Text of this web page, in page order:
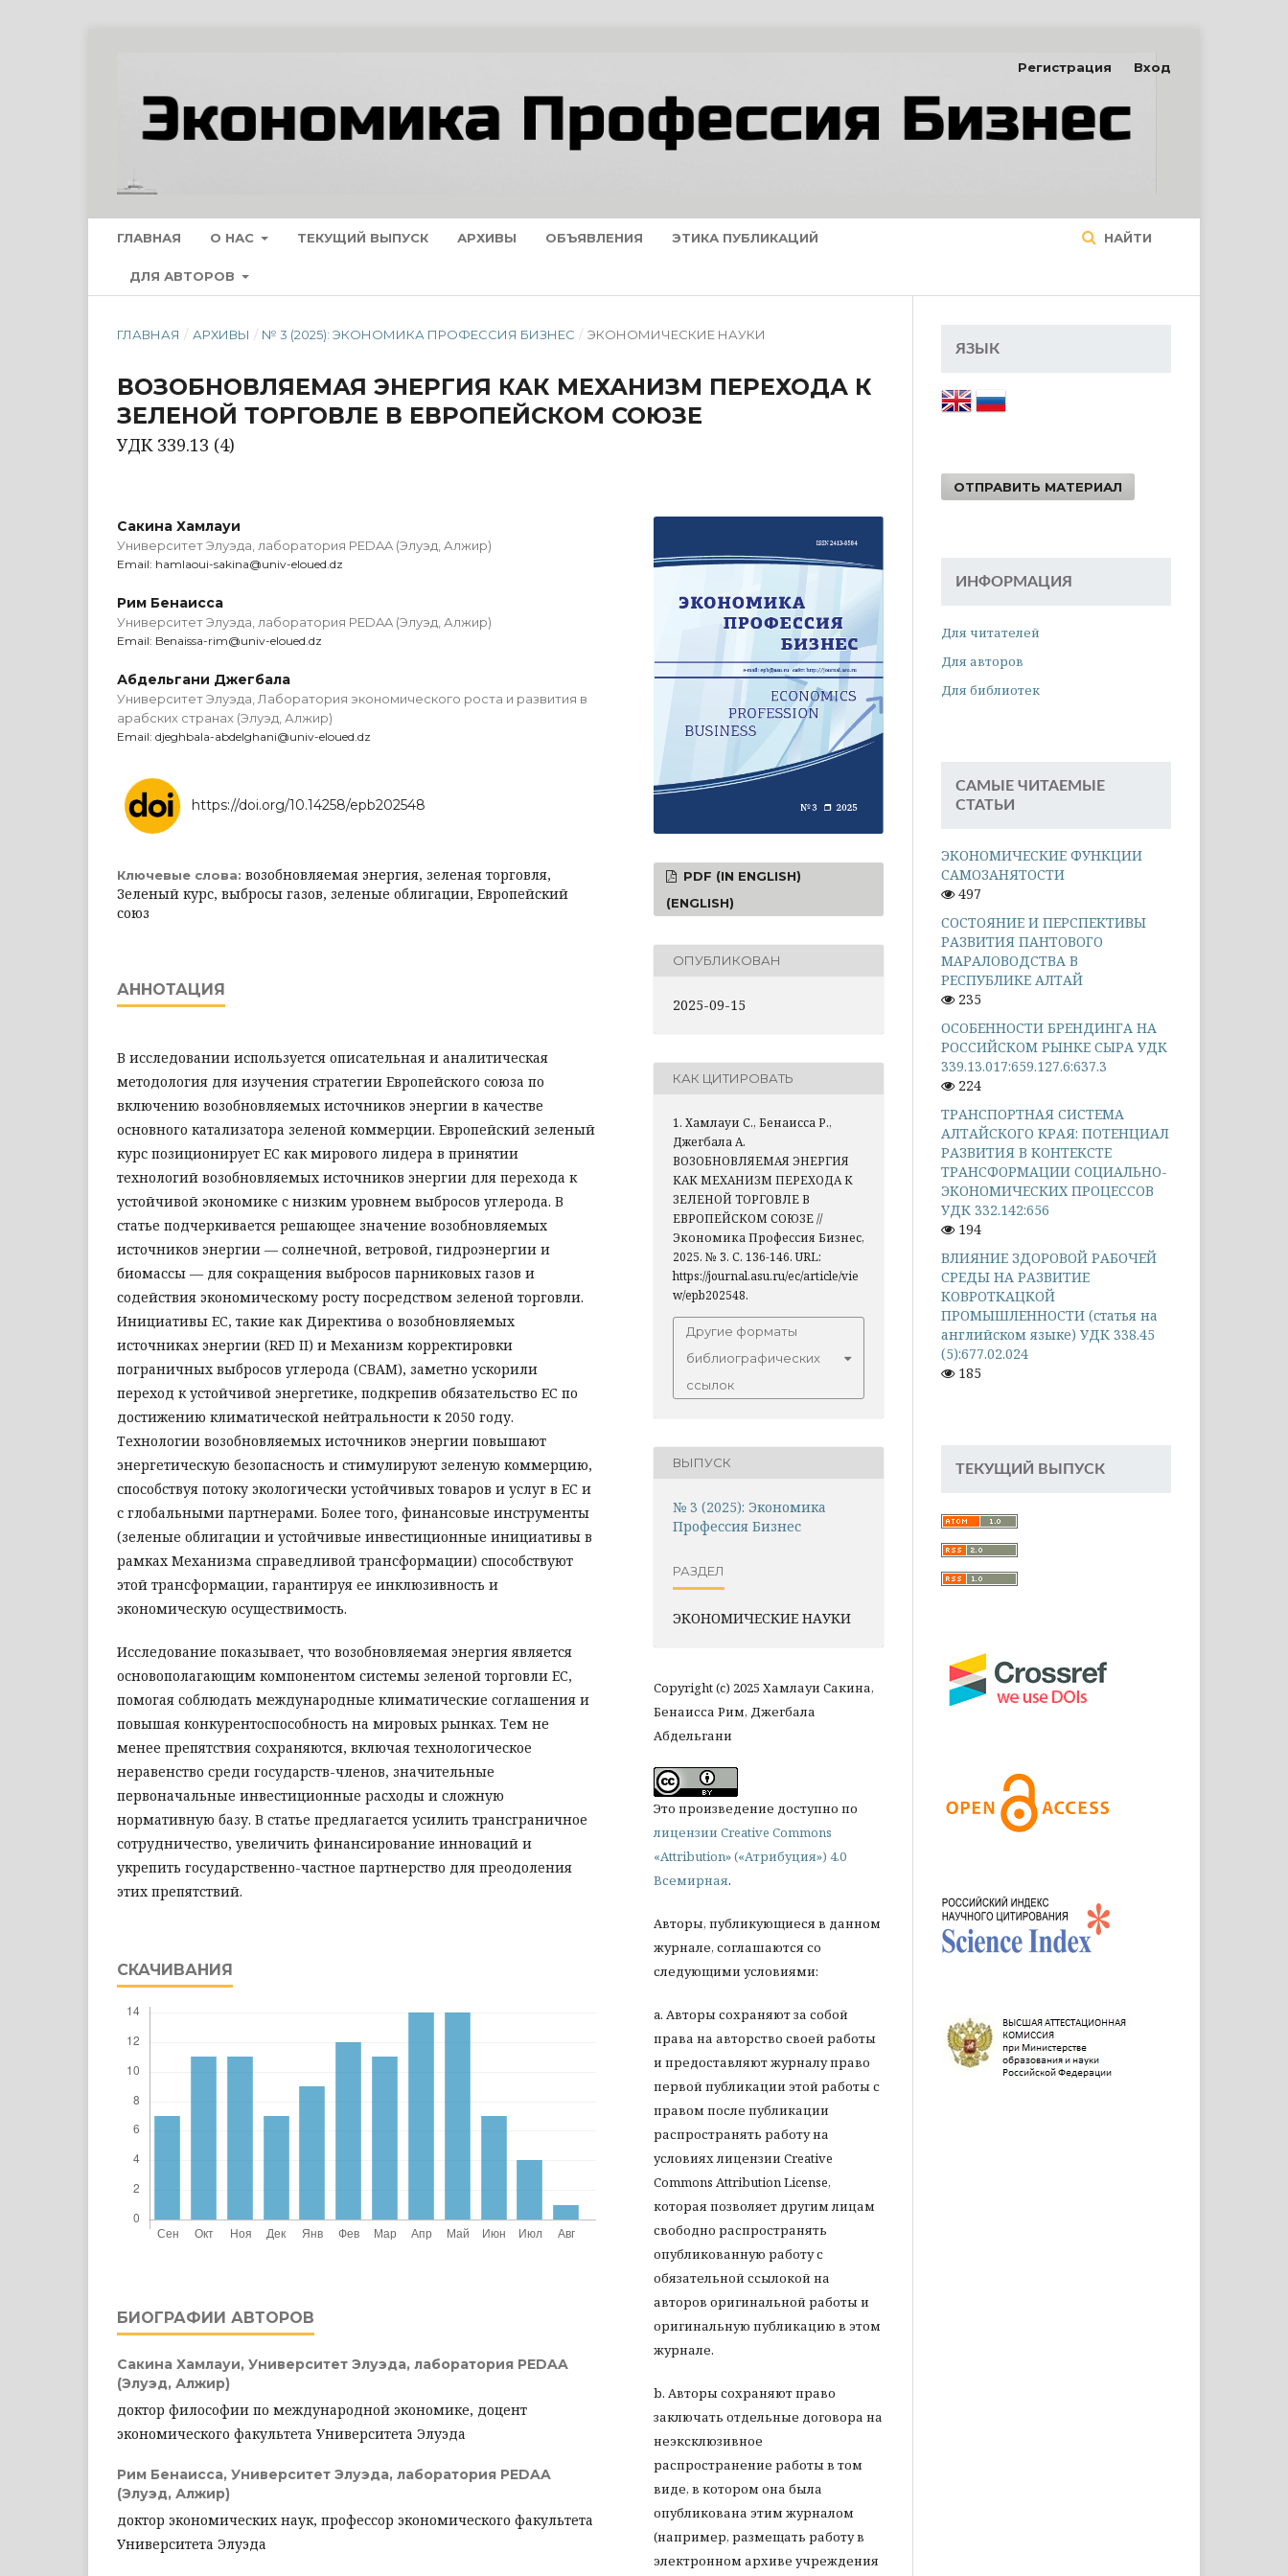
ГЛАВНАЯ О НАС ТЕКУЩИЙ ВЫПУСК АРХИВЫ ОБЪЯВЛЕНИЯ ЭТИКА ПУБЛИКАЦИЙ
ДЛЯ АВТОРОВ
НАЙТИ
Регистрация Вход
ГЛАВНАЯ / АРХИВЫ / № 3 (2025): ЭКОНОМИКА ПРОФЕССИЯ БИЗНЕС / ЭКОНОМИЧЕСКИЕ НАУКИ
ВОЗОБНОВЛЯЕМАЯ ЭНЕРГИЯ КАК МЕХАНИЗМ ПЕРЕХОДА К
ЗЕЛЕНОЙ ТОРГОВЛЕ В ЕВРОПЕЙСКОМ СОЮЗЕ
УДК 339.13 (4)
Сакина Хамлауи
Университет Элуэда, лаборатория PEDAA (Элуэд, Алжир)
Email: hamlaoui-sakina@univ-eloued.dz
Рим Бенаисса
Университет Элуэда, лаборатория PEDAA (Элуэд, Алжир)
Email: Benaissa-rim@univ-eloued.dz
Абдельгани Джегбала
Университет Элуэда, Лаборатория экономического роста и развития в
арабских странах (Элуэд, Алжир)
Email: djeghbala-abdelghani@univ-eloued.dz
https://doi.org/10.14258/epb202548
Ключевые слова: возобновляемая энергия, зеленая торговля,
Зеленый курс, выбросы газов, зеленые облигации, Европейский
союз
АННОТАЦИЯ
В исследовании используется описательная и аналитическая
методология для изучения стратегии Европейского союза по
включению возобновляемых источников энергии в качестве
основного катализатора зеленой коммерции. Европейский зеленый
курс позиционирует ЕС как мирового лидера в принятии
технологий возобновляемых источников энергии для перехода к
устойчивой экономике с низким уровнем выбросов углерода. В
статье подчеркивается решающее значение возобновляемых
источников энергии — солнечной, ветровой, гидроэнергии и
биомассы — для сокращения выбросов парниковых газов и
содействия экономическому росту посредством зеленой торговли.
Инициативы ЕС, такие как Директива о возобновляемых
источниках энергии (RED II) и Механизм корректировки
пограничных выбросов углерода (CBAM), заметно ускорили
переход к устойчивой энергетике, подкрепив обязательство ЕС по
достижению климатической нейтральности к 2050 году.
Технологии возобновляемых источников энергии повышают
энергетическую безопасность и стимулируют зеленую коммерцию,
способствуя потоку экологически устойчивых товаров и услуг в ЕС и
с глобальными партнерами. Более того, финансовые инструменты
(зеленые облигации и устойчивые инвестиционные инициативы в
рамках Механизма справедливой трансформации) способствуют
этой трансформации, гарантируя ее инклюзивность и
экономическую осуществимость.
Исследование показывает, что возобновляемая энергия является
основополагающим компонентом системы зеленой торговли ЕС,
помогая соблюдать международные климатические соглашения и
повышая конкурентоспособность на мировых рынках. Тем не
менее препятствия сохраняются, включая технологическое
неравенство среди государств-членов, значительные
первоначальные инвестиционные расходы и сложную
нормативную базу. В статье предлагается усилить трансграничное
сотрудничество, увеличить финансирование инноваций и
укрепить государственно-частное партнерство для преодоления
этих препятствий.
СКАЧИВАНИЯ
БИОГРАФИИ АВТОРОВ
Сакина Хамлауи, Университет Элуэда, лаборатория PEDAA
(Элуэд, Алжир)
доктор философии по международной экономике, доцент
экономического факультета Университета Элуэда
Рим Бенаисса, Университет Элуэда, лаборатория PEDAA
(Элуэд, Алжир)
доктор экономических наук, профессор экономического факультета
Университета Элуэда
PDF (IN ENGLISH)
(ENGLISH)
ОПУБЛИКОВАН
2025-09-15
КАК ЦИТИРОВАТЬ
1. Хамлауи С., Бенаисса Р.,
Джегбала А.
ВОЗОБНОВЛЯЕМАЯ ЭНЕРГИЯ
КАК МЕХАНИЗМ ПЕРЕХОДА К
ЗЕЛЕНОЙ ТОРГОВЛЕ В
ЕВРОПЕЙСКОМ СОЮЗЕ //
Экономика Профессия Бизнес,
2025. № 3. С. 136-146. URL:
https://journal.asu.ru/ec/article/vie
w/epb202548.
Другие форматы
библиографических
ссылок
ВЫПУСК
№ 3 (2025): Экономика
Профессия Бизнес
РАЗДЕЛ
ЭКОНОМИЧЕСКИЕ НАУКИ
Copyright (c) 2025 Хамлауи Сакина,
Бенаисса Рим, Джегбала
Абдельгани
Это произведение доступно по
лицензии Creative Commons
«Attribution» («Атрибуция») 4.0
Всемирная.
Авторы, публикующиеся в данном
журнале, соглашаются со
следующими условиями:
a. Авторы сохраняют за собой
права на авторство своей работы
и предоставляют журналу право
первой публикации этой работы с
правом после публикации
распространять работу на
условиях лицензии Creative
Commons Attribution License,
которая позволяет другим лицам
свободно распространять
опубликованную работу с
обязательной ссылокой на
авторов оригинальной работы и
оригинальную публикацию в этом
журнале.
b. Авторы сохраняют право
заключать отдельные договора на
неэксклюзивное
распространение работы в том
виде, в котором она была
опубликована этим журналом
(например, размещать работу в
электронном архиве учреждения
ЯЗЫК
ОТПРАВИТЬ МАТЕРИАЛ
ИНФОРМАЦИЯ
Для читателей
Для авторов
Для библиотек
САМЫЕ ЧИТАЕМЫЕ
СТАТЬИ
ЭКОНОМИЧЕСКИЕ ФУНКЦИИ
САМОЗАНЯТОСТИ
497
СОСТОЯНИЕ И ПЕРСПЕКТИВЫ
РАЗВИТИЯ ПАНТОВОГО
МАРАЛОВОДСТВА В
РЕСПУБЛИКЕ АЛТАЙ
235
ОСОБЕННОСТИ БРЕНДИНГА НА
РОССИЙСКОМ РЫНКЕ СЫРА УДК
339.13.017:659.127.6:637.3
224
ТРАНСПОРТНАЯ СИСТЕМА
АЛТАЙСКОГО КРАЯ: ПОТЕНЦИАЛ
РАЗВИТИЯ В КОНТЕКСТЕ
ТРАНСФОРМАЦИИ СОЦИАЛЬНО-
ЭКОНОМИЧЕСКИХ ПРОЦЕССОВ
УДК 332.142:656
194
ВЛИЯНИЕ ЗДОРОВОЙ РАБОЧЕЙ
СРЕДЫ НА РАЗВИТИЕ
КОВРОТКАЦКОЙ
ПРОМЫШЛЕННОСТИ (статья на
английском языке) УДК 338.45
(5):677.02.024
185
ТЕКУЩИЙ ВЫПУСК